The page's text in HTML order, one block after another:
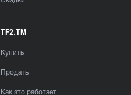
TF2.TM
Купить
Продать
Как это работает